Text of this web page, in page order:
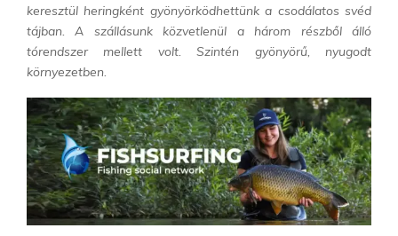
keresztül heringként gyönyörködhettünk a csodálatos svéd
tájban. A szállásunk közvetlenül a három részből álló
tórendszer mellett volt. Szintén gyönyörű, nyugodt
környezetben.